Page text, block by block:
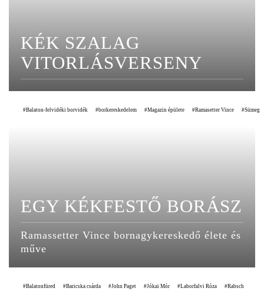
KÉK SZALAG
VITORLÁSVERSENY
Balaton-felvidéki borvidék borkereskedelem Magazin épülete Ramasetter Vince Sümeg
EGY KÉKFESTŐ BORÁSZ
Ramassetter Vince bornagykereskedő élete és
műve
Balatonfüred Baricska csárda John Paget Jókai Mór Laborfalvi Róza Rabsch